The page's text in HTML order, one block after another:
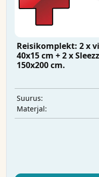
Reisikomplekt: 2 x
40x15 cm + 2 x
150x200 cm.
Suurus:
Materjal: